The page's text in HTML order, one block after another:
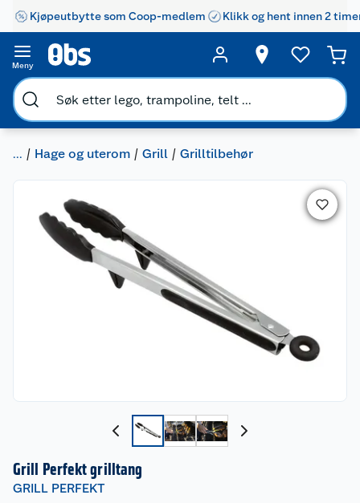
Kjøpeutbytte som Coop-medlem Klikk og hent innen 2
Meny
... Hage og uterom Grill Grilltilbehør
Grill Perfekt grilltang
GRILL PERFEKT